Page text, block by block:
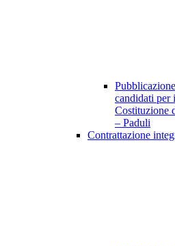
candidati
Costituzione
– Paduli
Contrattazione